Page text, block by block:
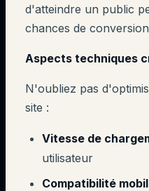
d'atteindre un public
chances de
Aspects techniques
N'oubliez pas
site :
Vitesse de
utilisateur
Compatibilité